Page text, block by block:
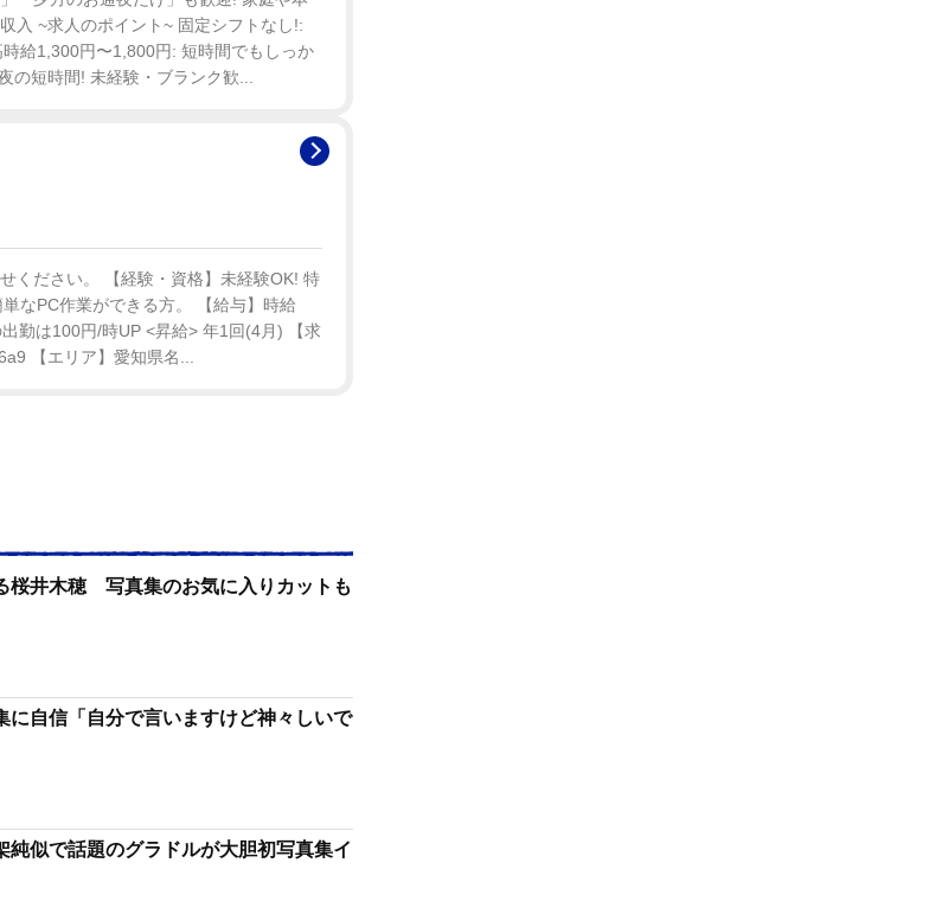
入 ~求人のポイント~ 固定シフトなし!:
給1,300円〜1,800円: 短時間でもしっか
の短時間! 未経験・ブランク歓...
ください。 【経験・資格】未経験OK! 特
なPC作業ができる方。 【給与】時給
勤は100円/時UP <昇給> 年1回(4月) 【求
【エリア】愛知県名...
桜井木穂 写真集のお気に入りカットも
自信「自分で言いますけど神々しいで
似で話題のグラドルが大胆初写真集イ